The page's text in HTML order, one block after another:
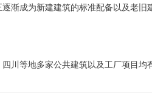
渐成为新建建筑的标准配备以及老
川等地多家公共建筑以及工厂项目